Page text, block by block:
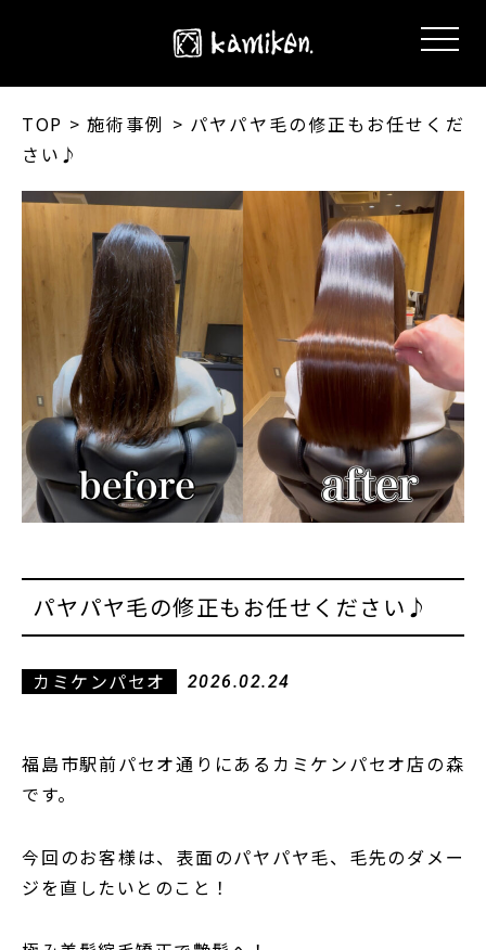
TOP > 施術事例 > パヤパヤ毛の修正もお任せくだ
さい♪
パヤパヤ毛の修正もお任せください♪
カミケンパセオ 2026.02.24
福島市駅前パセオ通りにあるカミケンパセオ店の森
です。
今回のお客様は、表面のパヤパヤ毛、毛先のダメー
ジを直したいとのこと！